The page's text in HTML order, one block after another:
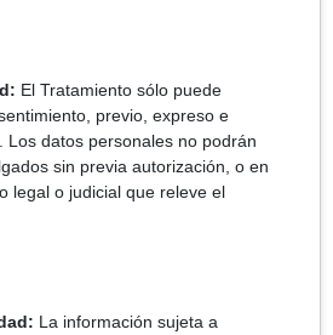
El Tratamiento sólo puede
previo, expreso e
Los datos personales no podrán
sin previa autorización, o en
legal o judicial que releve el
La información sujeta a